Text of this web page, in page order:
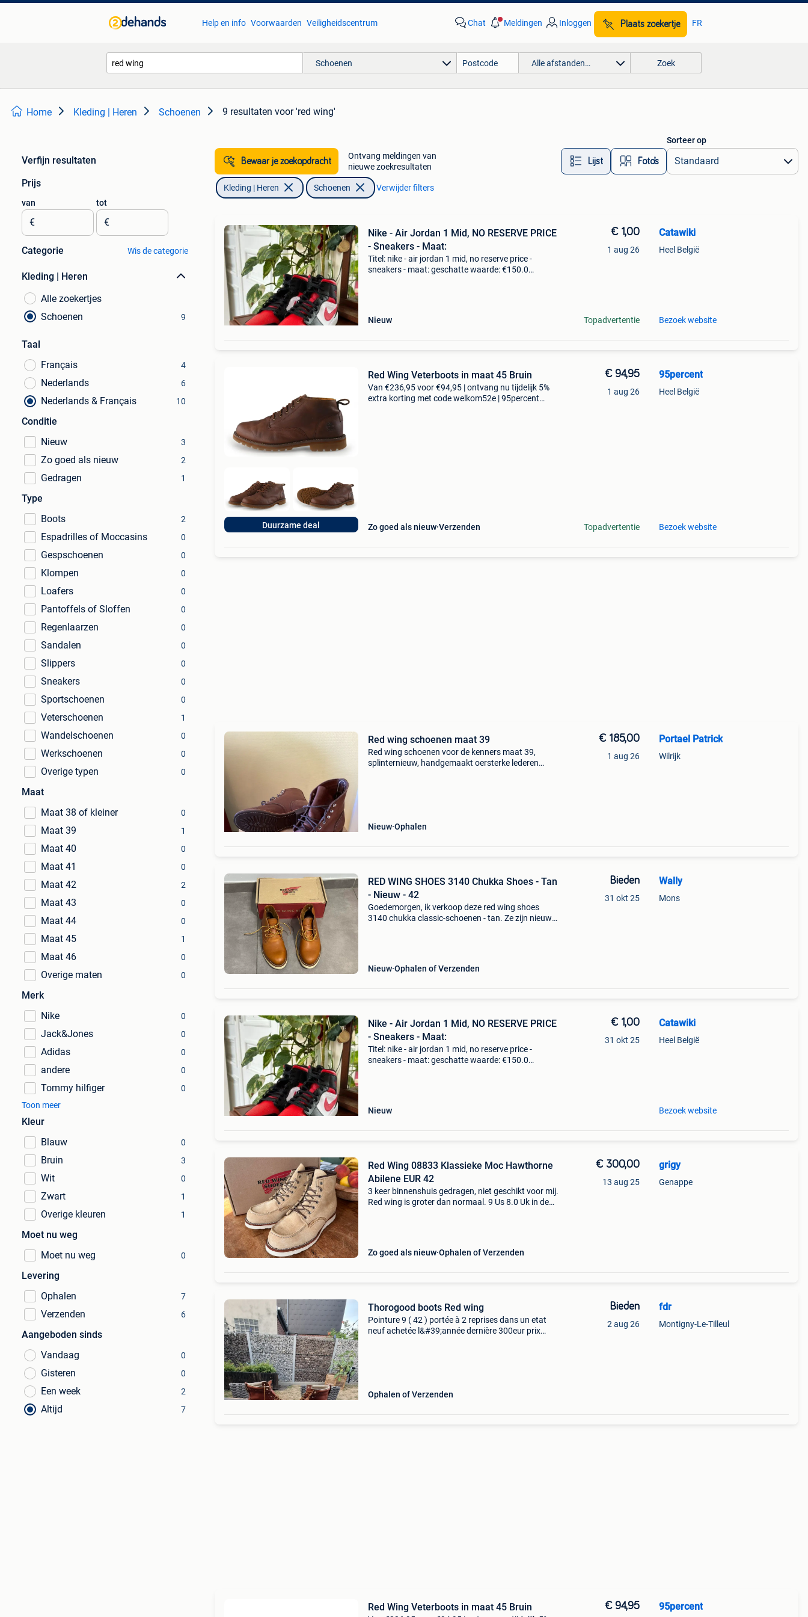
Help en info Voorwaarden Veiligheidscentrum Chat Meldingen Inloggen Plaats zoekertje FR
Schoenen Alle afstanden… Zoek
Home Kleding | Heren Schoenen 9 resultaten voor 'red wing'
Verfijn resultaten
Prijs
van
€
tot
€
Categorie Wis de categorie
Kleding | Heren
Alle zoekertjes
Schoenen
9
Taal
Français
4
Nederlands 6
Nederlands & Français 10
Conditie
Nieuw
3
Zo goed als nieuw 2
Gedragen 1
Type
Boots
2
Espadrilles of Moccasins 0
Gespschoenen 0
Klompen 0
Loafers 0
Pantoffels of Sloffen 0
Regenlaarzen 0
Sandalen 0
Slippers 0
Sneakers 0
Sportschoenen 0
Veterschoenen 1
Wandelschoenen 0
Werkschoenen 0
Overige typen 0
Maat
Maat 38 of kleiner
0
Maat 39 1
Maat 40 0
Maat 41 0
Maat 42 2
Maat 43 0
Maat 44 0
Maat 45 1
Maat 46 0
Overige maten 0
Merk
Nike
0
Jack&Jones 0
Adidas 0
andere 0
Tommy hilfiger
0
Toon meer
Kleur
Blauw
0
Bruin 3
Wit 0
Zwart 1
Overige kleuren 1
Moet nu weg
Moet nu weg
0
Levering
Ophalen
7
Verzenden 6
Aangeboden sinds
Vandaag
0
Gisteren 0
Een week 2
Altijd 7
Bewaar je zoekopdracht
Ontvang meldingen van
nieuwe zoekresultaten
Lijst Foto’s
Sorteer op
Kleding | Heren Schoenen Verwijder filters
Nike - Air Jordan 1 Mid, NO RESERVE PRICE
- Sneakers - Maat:
Titel: nike - air jordan 1 mid, no reserve price -
sneakers - maat: geschatte waarde: €150.0
Nieuw
€ 1,00
1 aug 26
Topadvertentie
Catawiki
Heel België
Bezoek website
Duurzame deal
Red Wing Veterboots in maat 45 Bruin
Van €236,95 voor €94,95 | ontvang nu tijdelijk 5%
extra korting met code welkom52e | 95percent
Zo goed als nieuw Verzenden
€ 94,95
1 aug 26
Topadvertentie
95percent
Heel België
Bezoek website
Red wing schoenen maat 39
Red wing schoenen voor de kenners maat 39,
splinternieuw, handgemaakt oersterke lederen
Nieuw Ophalen
€ 185,00
1 aug 26
Portael Patrick
Wilrijk
RED WING SHOES 3140 Chukka Shoes - Tan
- Nieuw - 42
Goedemorgen, ik verkoop deze red wing shoes
3140 chukka classic-schoenen - tan. Ze zijn nieuw
Nieuw Ophalen of Verzenden
Bieden
31 okt 25
Wally
Mons
Nike - Air Jordan 1 Mid, NO RESERVE PRICE
- Sneakers - Maat:
Titel: nike - air jordan 1 mid, no reserve price -
sneakers - maat: geschatte waarde: €150.0
Nieuw
€ 1,00
31 okt 25
Catawiki
Heel België
Bezoek website
Red Wing 08833 Klassieke Moc Hawthorne
Abilene EUR 42
3 keer binnenshuis gedragen, niet geschikt voor mij.
Red wing is groter dan normaal. 9 Us 8.0 Uk in de
Zo goed als nieuw Ophalen of Verzenden
€ 300,00
13 aug 25
grigy
Genappe
Thorogood boots Red wing
Pointure 9 ( 42 ) portée à 2 reprises dans un etat
neuf achetée l&#39;année dernière 300eur prix
Ophalen of Verzenden
Bieden
2 aug 26
fdr
Montigny-Le-Tilleul
Red Wing Veterboots in maat 45 Bruin € 94,95 95percent